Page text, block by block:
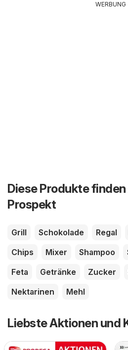
WERBUNG
Diese Produkte
Prospekt
Grill Schokolade Regal
Chips
Mixer Shampoo
Feta
Getränke Zucker
Nektarinen
Mehl
Liebste Aktionen und